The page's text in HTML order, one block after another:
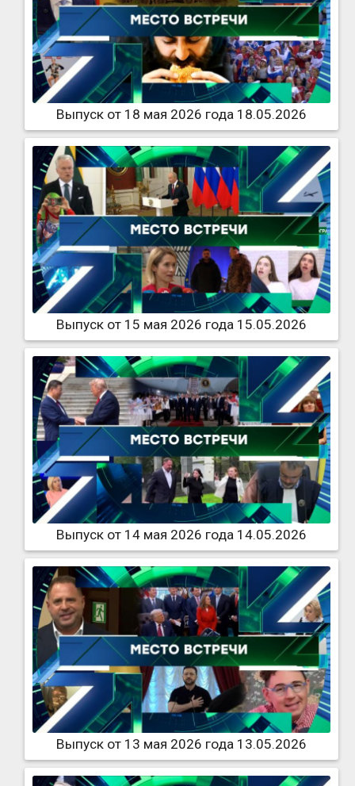
Выпуск от 18 мая 2026 года 18.05.2026
Выпуск от 15 мая 2026 года 15.05.2026
Выпуск от 14 мая 2026 года 14.05.2026
Выпуск от 13 мая 2026 года 13.05.2026